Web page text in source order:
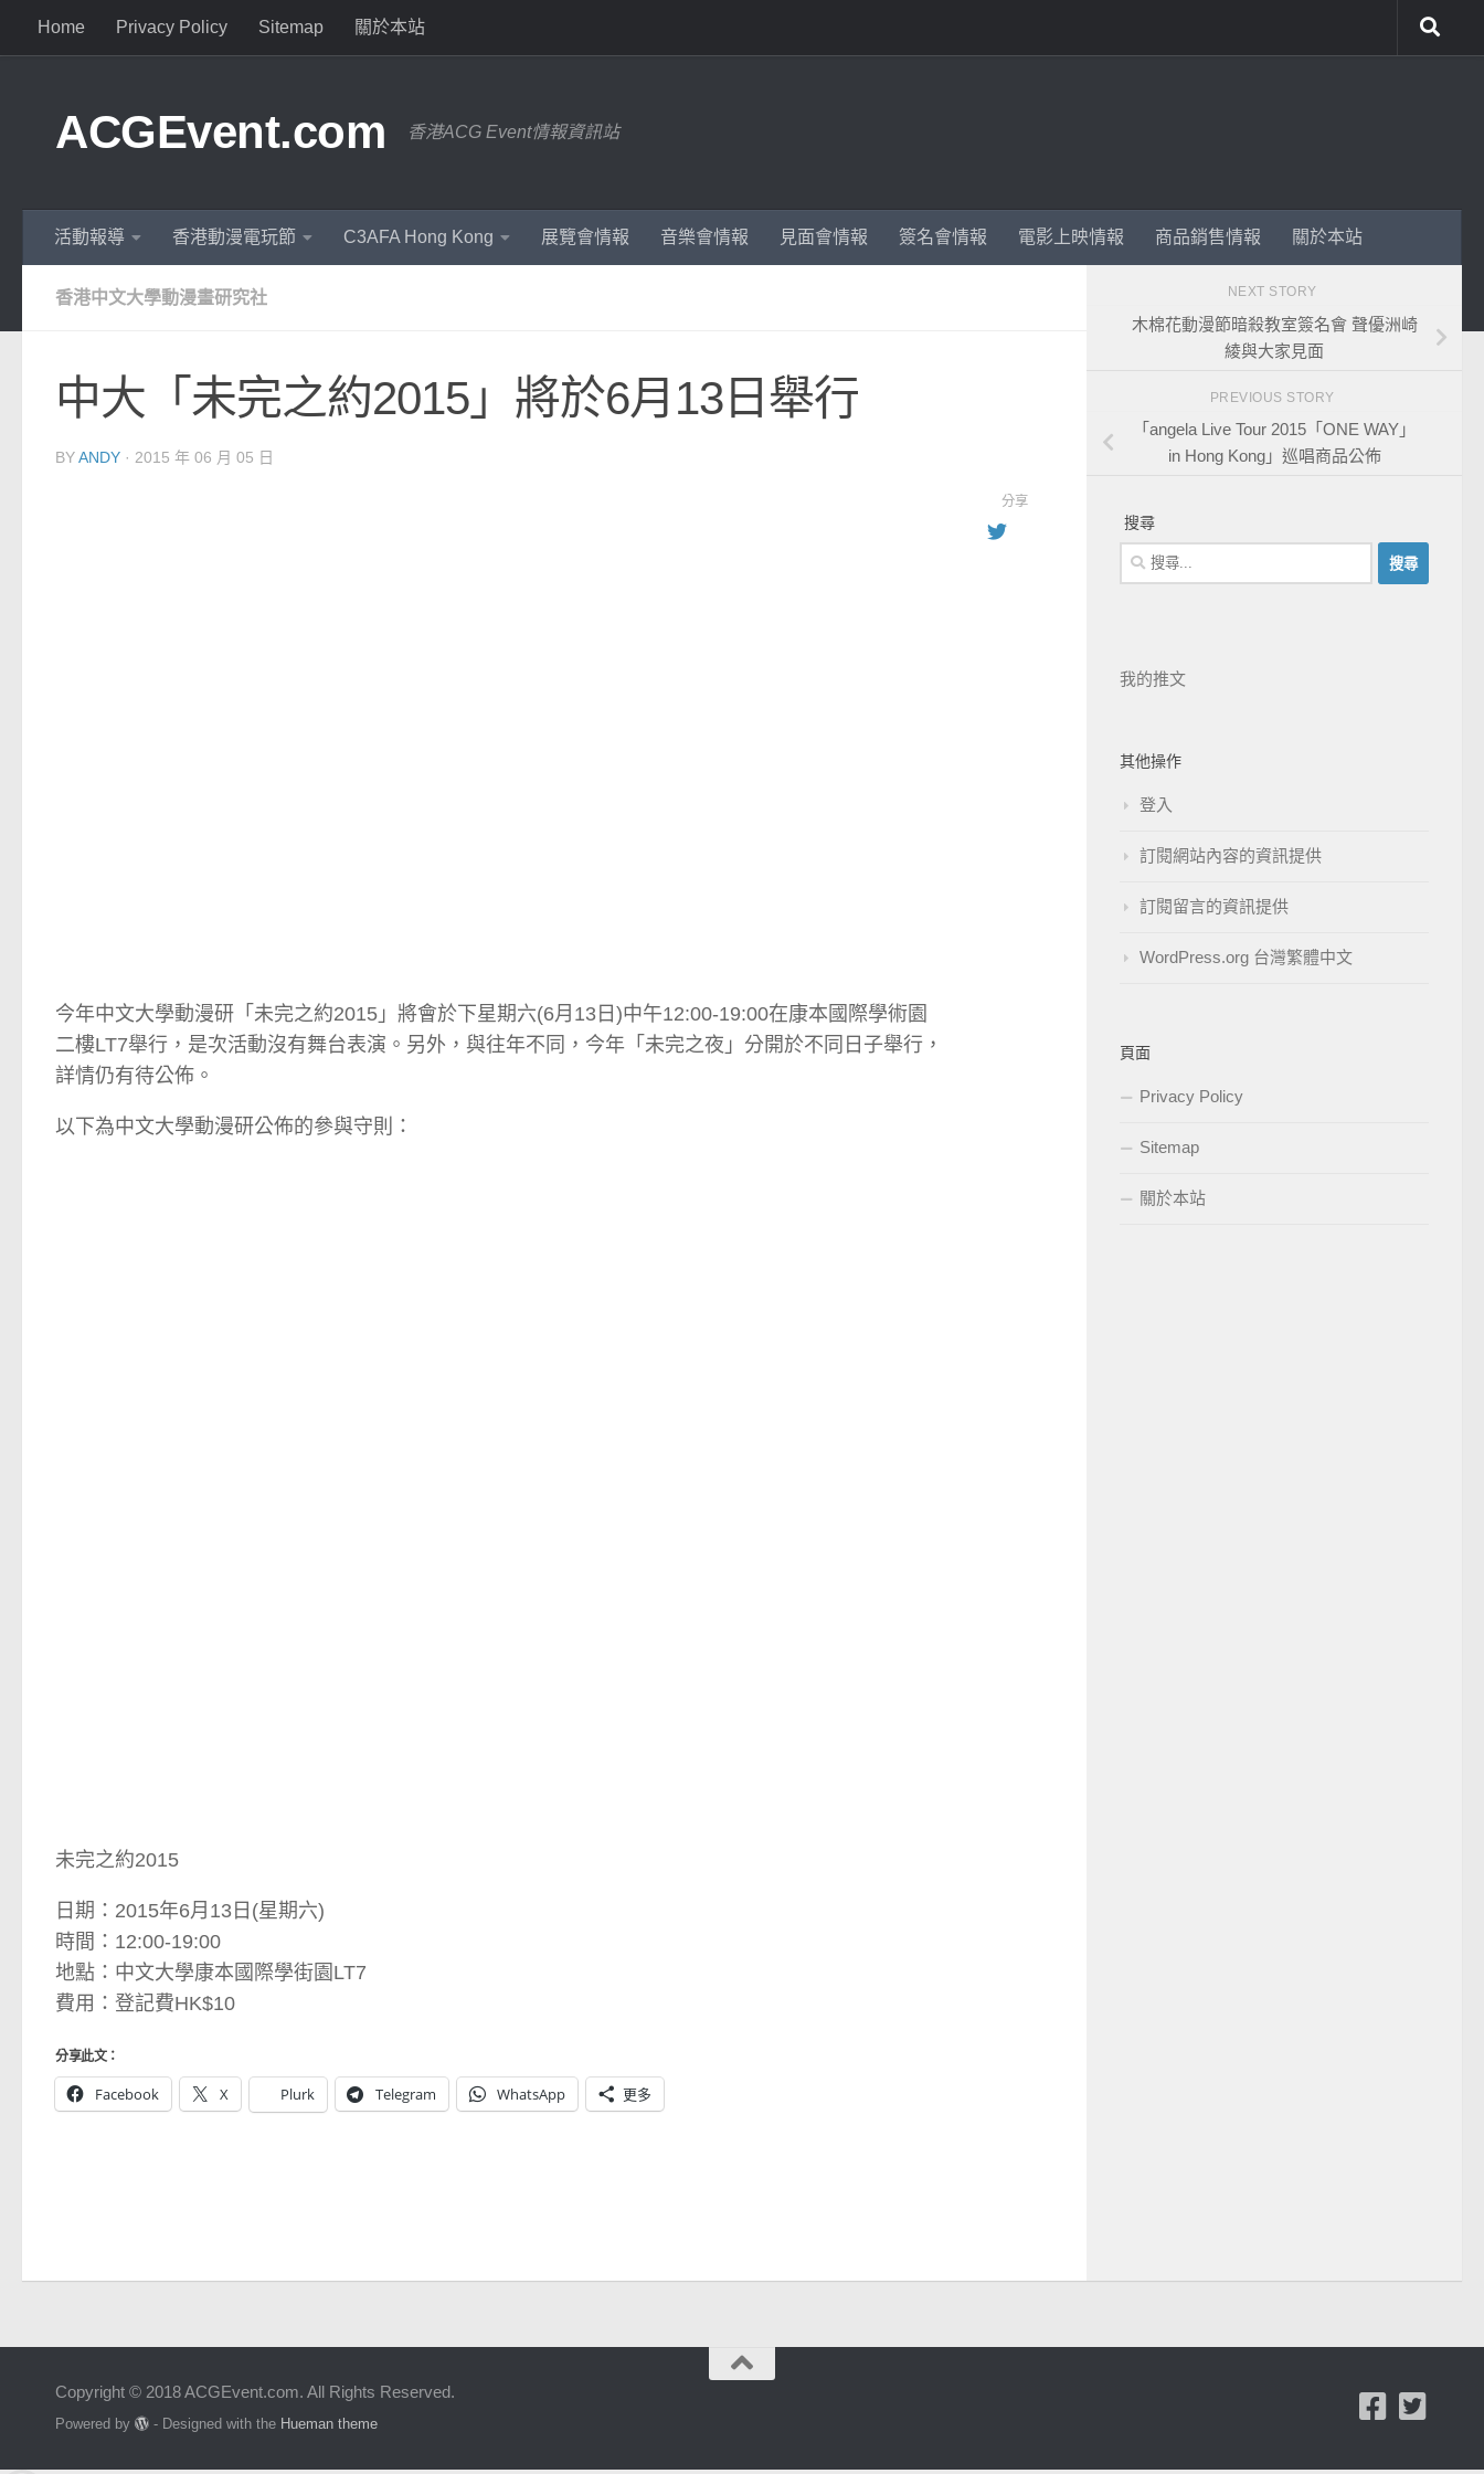
Home Privacy Policy Sitemap 關於本站
ACGEvent.com 香港ACG Event情報資訊站
活動報導 香港動漫電玩節 C3AFA Hong Kong 展覽會情報 音樂會情報 見面會情報 簽名會情報 電影上映情報 商品銷售情報 關於本站
香港中文大學動漫畫研究社
中大「未完之約2015」將於6月13日舉行
BYANDY · 2015 年 06 月 05 日
今年中文大學動漫研「未完之約2015」將會於下星期六(6月13日)中午12:00-19:00在康本國際學術園
二樓LT7舉行，是次活動沒有舞台表演。另外，與往年不同，今年「未完之夜」分開於不同日子舉行，
詳情仍有待公佈。
以下為中文大學動漫研公佈的參與守則：
未完之約2015
日期：2015年6月13日(星期六)
時間：12:00-19:00
地點：中文大學康本國際學街園LT7
費用：登記費HK$10
分享此文：
Facebook X Plurk Telegram WhatsApp 更多
分享
NEXT STORY
木棉花動漫節暗殺教室簽名會 聲優洲崎
綾與大家見面
PREVIOUS STORY
「angela Live Tour 2015「ONE WAY」
in Hong Kong」巡唱商品公佈
搜尋
我的推文
其他操作
登入
訂閱網站內容的資訊提供
訂閱留言的資訊提供
WordPress.org 台灣繁體中文
頁面
Privacy Policy
Sitemap
關於本站
Copyright © 2018 ACGEvent.com. All Rights Reserved.
Powered by - Designed with the Hueman theme